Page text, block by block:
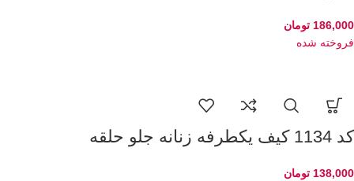
186,000 تومان
فروخته شده
کد 1134 کیف یکطرفه زنانه جلو حلقه
138,000 تومان